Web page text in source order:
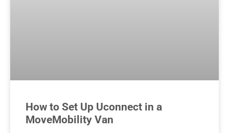
How to Set Up Uconnect in a
MoveMobility Van